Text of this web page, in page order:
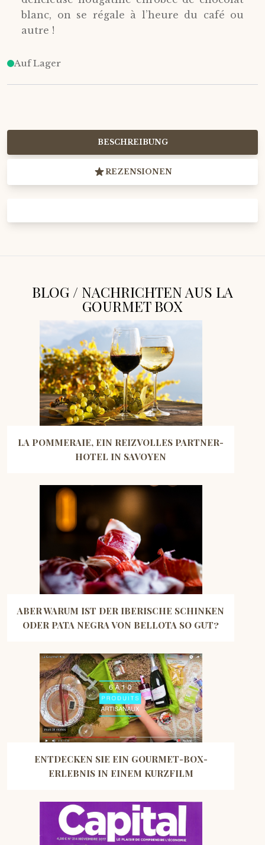
blanc, on se régale à l’heure du café ou
autre !
Auf Lager
BESCHREIBUNG
REZENSIONEN
BLOG / NACHRICHTEN AUS LA
GOURMET BOX
LA POMMERAIE, EIN REIZVOLLES PARTNER-
HOTEL IN SAVOYEN
ABER WARUM IST DER IBERISCHE SCHINKEN
ODER PATA NEGRA VON BELLOTA SO GUT?
ENTDECKEN SIE EIN GOURMET-BOX-
ERLEBNIS IN EINEM KURZFILM